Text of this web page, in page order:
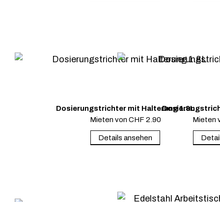
Dosierungstrichter mit Halterung 1.8L
Mieten von CHF 2.90
Details ansehen
Mieten